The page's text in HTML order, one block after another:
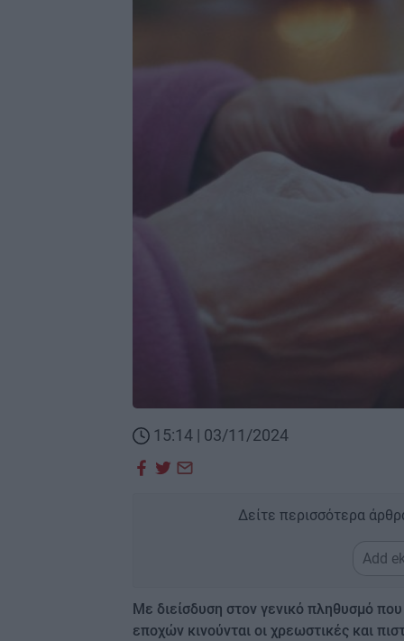
15:14 | 03/11/2024
Δείτε περισσότερα
Add
Με διείσδυση στον γενικό πληθυσμό
εποχών κινούνται οι χρεωστικές και